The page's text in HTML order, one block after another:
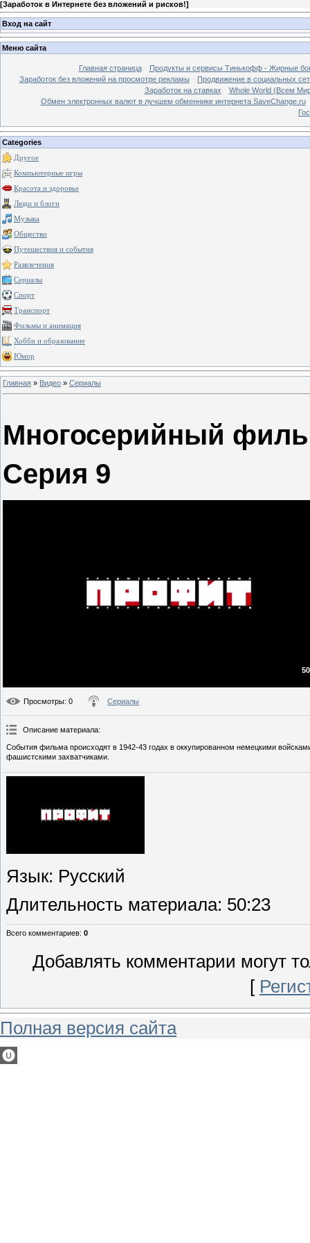
[Заработок в Интернете без вложений и рисков!]
Вход на сайт
Меню сайта
Главная страница
Продукты и сервисы Тинькофф - Жирные
Заработок без вложений на просмотре рекламы
Продвижение в социальных
Заработок на ставках
Whole World (Всем
Обмен электронных валют в лучшем обменнике интернета SaveChange.ru
Categories
Другое
Компьютерные игры
Красота и здоровье
Люди и блоги
Музыка
Общество
Путешествия и события
Развлечения
Сериалы
Спорт
Транспорт
Фильмы и анимация
Хобби и образование
Юмор
Главная » Видео » Сериалы
Многосерийный
Серия 9
Просмотры: 0 Сериалы
Описание материала:
События фильма происходят в 1942-43 годах в оккупированном немецкими
фашистскими захватчиками.
Язык: Русский
Длительность материала: 50:23
Всего комментариев: 0
Добавлять комментарии могут
[
Полная версия сайта